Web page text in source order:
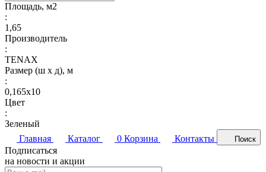
Площадь, м2
:
1,65
Производитель
:
TENAX
Размер (ш х д), м
:
0,165х10
Цвет
:
Зеленый
Главная
Каталог 0 Корзина Контакты Поиск
Подписаться
на новости и акции